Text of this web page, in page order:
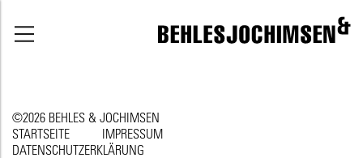
©2026 BEHLES & JOCHIMSEN
STARTSEITE
IMPRESSUM
DATENSCHUTZERKLÄRUNG